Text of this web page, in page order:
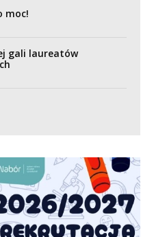
moc!
gali laureatów